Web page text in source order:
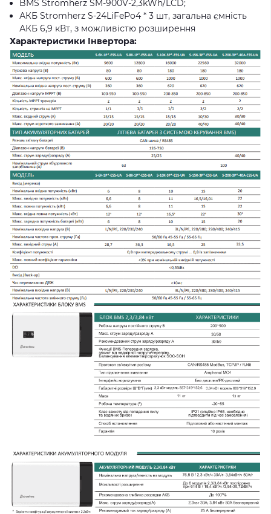
BMS Stromherz SM-900V-2,3kWh/LCD;
АКБ Stromherz S-24LiFePo4 * 3 шт, загальна ємність
АКБ 6,9 кВт, з можливістю розширення
Характеристики Інвертора: